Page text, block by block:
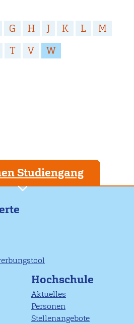
page
G H J K L
M
T V W
Studiengang
Hochschule
Aktuelles
Personen
Stellenangebote